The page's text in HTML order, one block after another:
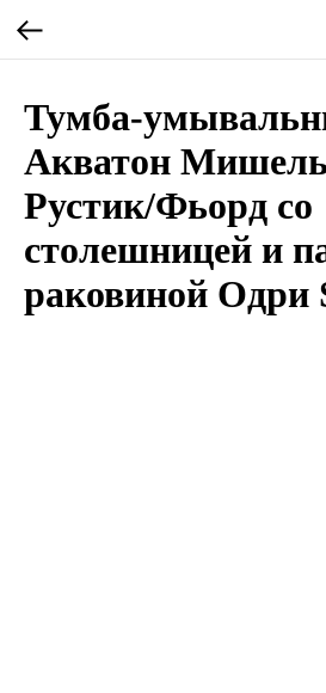
Тумба-
Акватон
Рустик/Фьорд со
столешницей и
раковиной Одри